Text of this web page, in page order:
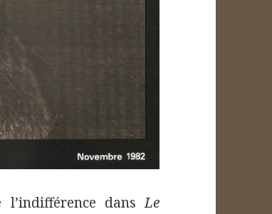
l’indifférence dansLe